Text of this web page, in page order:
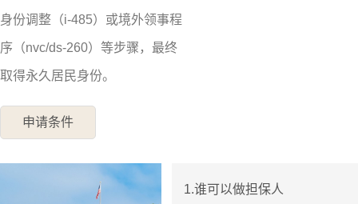
身份调整（i-485）或境外领事程
序（nvc/ds-260）等步骤，最终
取得永久居民身份。
申请条件
1.谁可以做担保人